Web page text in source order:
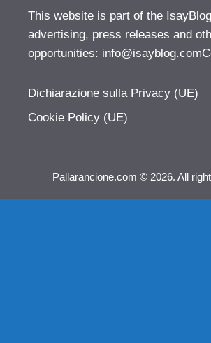
This website is part of the
advertising, press releases and
opportunities:
Dichiarazione sulla Privacy (UE)
Cookie Policy (UE)
Pallarancione.com © 2026. All